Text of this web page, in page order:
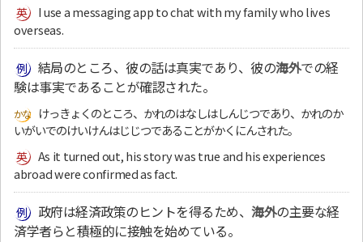
I use a messaging app to chat with my family who lives
overseas.
結局のところ、彼の話は真実であり、彼の海外での経
験は事実であることが確認された。
けっきょくのところ、かれのはなしはしんじつであり、かれのか
いがいでのけいけんはじじつであることがかくにんされた。
As it turned out, his story was true and his experiences
abroad were confirmed as fact.
政府は経済政策のヒントを得るため、 海外の主要な経
済学者らと積極的に接触を始めている。